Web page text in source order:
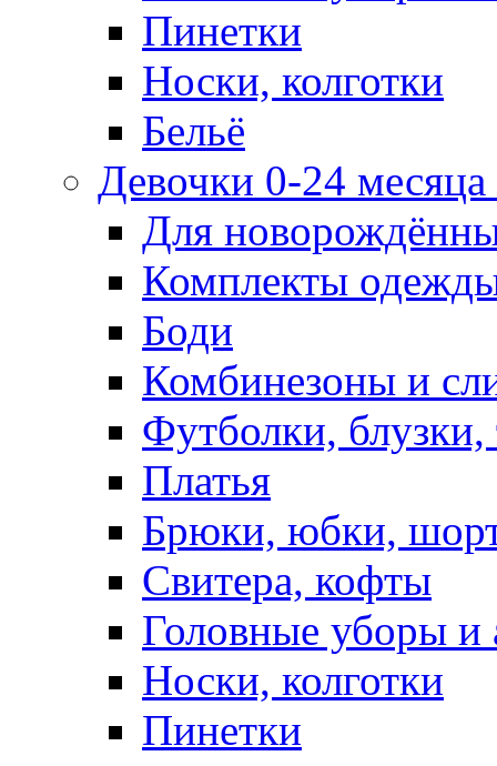
Пинетки
Носки, колготки
Бельё
Девочки 0-24
Для
Комплекты
Боди
Комбинезоны и
Футболки,
Платья
Брюки, юбки,
Свитера, кофты
Головные уборы и
Носки, колготки
Пинетки